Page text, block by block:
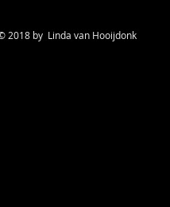
2018 by